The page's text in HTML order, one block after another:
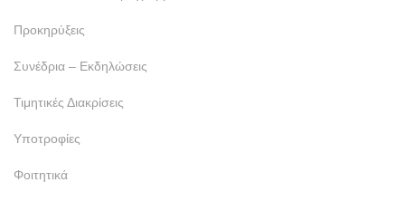
Προκηρύξεις
Συνέδρια – Εκδηλώσεις
Τιμητικές Διακρίσεις
Υποτροφίες
Φοιτητικά